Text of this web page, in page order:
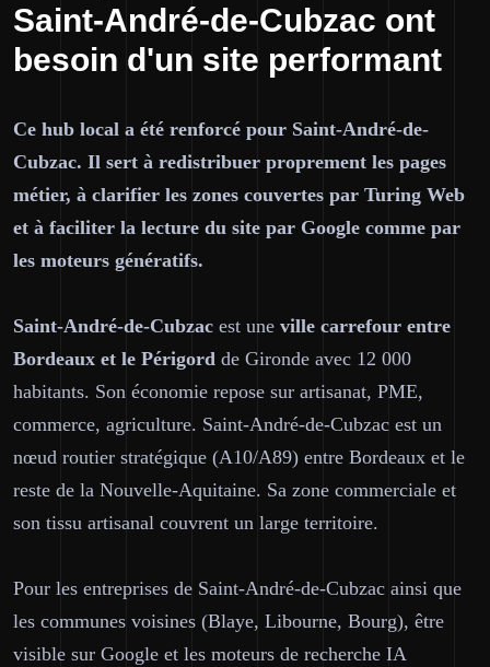
Saint-André-de-Cubzac ont
besoin d'un site performant
Ce hub local a été renforcé pour Saint-André-de-
Cubzac. Il sert à redistribuer proprement les pages
métier, à clarifier les zones couvertes par Turing Web
et à faciliter la lecture du site par Google comme par
les moteurs génératifs.
Saint-André-de-Cubzac est une ville carrefour entre
Bordeaux et le Périgord de Gironde avec 12 000
habitants. Son économie repose sur artisanat, PME,
commerce, agriculture. Saint-André-de-Cubzac est un
nœud routier stratégique (A10/A89) entre Bordeaux et le
reste de la Nouvelle-Aquitaine. Sa zone commerciale et
son tissu artisanal couvrent un large territoire.
Pour les entreprises de Saint-André-de-Cubzac ainsi que
les communes voisines (Blaye, Libourne, Bourg), être
visible sur Google et les moteurs de recherche IA